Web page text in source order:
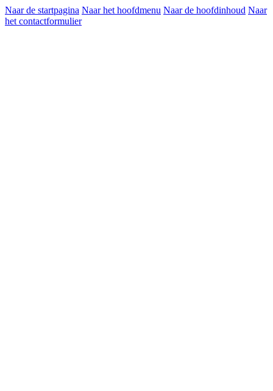
Naar de startpagina Naar het hoofdmenu Naar de hoofdinhoud Naar
het contactformulier